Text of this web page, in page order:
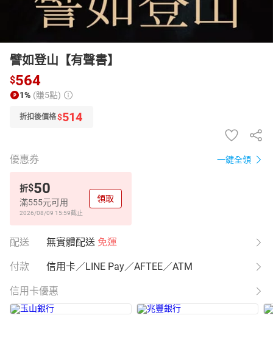
譬如登山【有聲書】
$564
1% (賺5點)
折扣後價格$514
優惠券 一鍵全領
折$50
滿555元可用
2026/08/09 15:59截止
領取
配送 無實體配送 免運
付款 信用卡／LINE Pay／AFTEE／ATM
信用卡優惠